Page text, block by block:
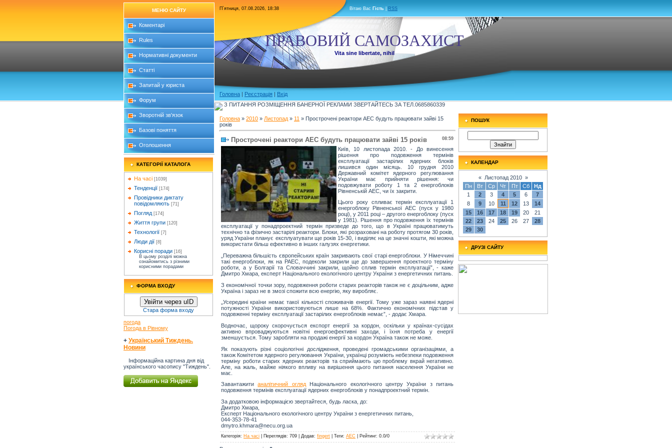
МЕНЮ САЙТУ
Коментарі
Rules
Нормативні документи
Статті
Запитай у юриста
Форум
Зворотній зв'язок
Базові поняття
Оголошення
КАТЕГОРІЇ КАТАЛОГА
На часі [1039]
Тенденції [174]
Провідники диктату
повідомляють [71]
Погляд [174]
Життя групи [120]
Технології [7]
Люди дії [8]
Корисні поради [16]
В цьому розділі можна
ознайомитись з різними
корисними порадами
ФОРМА ВХОДУ
Увійти через uID
Стара форма входу
погода
Погода в Рівному
+ Український Тиждень.
Новини
Інформаційна картина дня від
українського часопису "Тиждень".
П`ятниця, 07.08.2026, 18:38 Вітаю Вас Гість RSS
ПРАВОВИЙ САМОЗАХИСТ
Vita sine libertate, nihil
Головна | Реєстрація | Вхід
З ПИТАННЯ РОЗМІЩЕННЯ БАНЕРНОЇ РЕКЛАМИ ЗВЕРТАЙТЕСЬ ЗА ТЕЛ.0685860339
Головна » 2010 » Листопад » 11 » Прострочені реактори АЕС будуть працювати зайві 15
років
08:59
Прострочені реактори АЕС будуть працювати зайві 15 років
Київ, 10 листопада 2010. - До винесення
рішення про подовження термінів
експлуатації застарілих ядерних блоків
лишився один місяць. 10 грудня 2010
Державний комітет ядерного регулювання
України має прийняти рішення: чи
подовжувати роботу 1 та 2 енергоблоків
Рівненській АЕС, чи їх закрити.
Цього року спливає термін експлуатації 1
енергоблоку Рівненської АЕС (пуск у 1980
році), у 2011 році – другого енергоблоку (пуск
у 1981). Рішення про подовження їх термінів
експлуатації у понадпроектний термін призведе до того, що в Україні працюватимуть
технічно та фізично застарілі реактори. Блоки, які розраховані на роботу протягом 30 років,
уряд України планує експлуатувати ще років 15-30, і виділяє на це значні кошти, які можна
використати більш ефективно в інших галузях енергетики.
„Переважна більшість європейських країн закривають свої старі енергоблоки. У Німеччині
такі енергоблоки, як на РАЕС, подеколи закрили ще до завершення проектного терміну
роботи, а у Болгарії та Словаччині закрили, щойно сплив термін експлуатації”, - каже
Дмитро Хмара, експерт Національного екологічного центру України з енергетичних питань.
З економічної точки зору, подовження роботи старих реакторів також не є доцільним, адже
Україна і зараз не в змозі спожити всю енергію, яку виробляє.
„Усередині країни немає такої кількості споживачів енергії. Тому уже зараз наявні ядерні
потужності України використовуються лише на 68%. Фактично економічних підстав у
подовженні терміну експлуатації застарілих енергоблоків немає”, - додає Хмара.
Водночас, щороку скорочується експорт енергії за кордон, оскільки у країнах-сусідах
активно впроваджуються новітні енергоефективні заходи, і їхня потреба у енергії
зменшується. Тому заробляти на продажі енергії за кордон Україна також не може.
Як показують різні соціологічні дослідження, проведені громадськими організаціями, а
також Комітетом ядерного регулювання України, українці розуміють небезпеки подовження
терміну роботи старих ядерних реакторів та сприймають цю проблему вкрай негативно.
Але, на жаль, майже ніякого впливу на вирішення цього питання населення України не
має.
Завантажитианалітичний оглядНаціонального екологічного центру України з питань
подовження термінів експлуатації ядерних енергоблоків у понадпроектний термін.
За додатковою інформацією звертайтеся, будь ласка, до:
Дмитро Хмара,
Експерт Національного екологічного центру України з енергетичних питань,
044-353-78-41
dmytro.khmara@necu.org.ua
Категорія: На часі Переглядів: 709 | Додав: fingert Теги: АЕС Рейтинг: 0.0/0
ПОШУК
КАЛЕНДАР
« Листопад 2010 »
Пн
Вт Ср Чт Пт Сб
Нд
1
2 3 4 5 6
7
8
9 10 11 12 13
14
15
16 17 18 19 20
21
22
23 24 25 26 27
28
29
30
ДРУЗІ САЙТУ